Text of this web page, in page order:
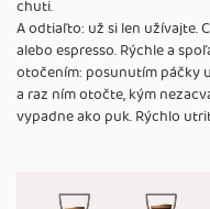
chuti.
A odtiaľto: už si len užívajte.
alebo espresso. Rýchle a
otočením: posunutím páčky
a raz ním otočte, kým
vypadne ako puk. Rýchlo